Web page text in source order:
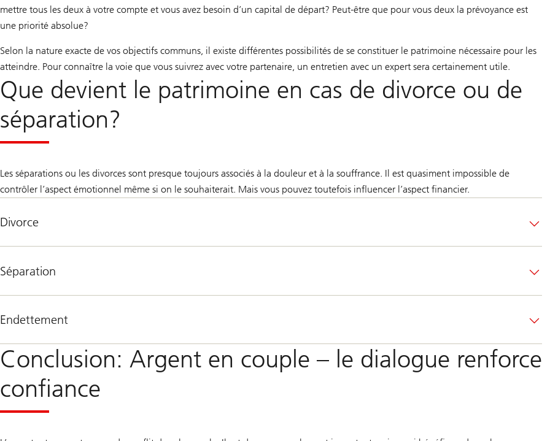
mettre tous les deux à votre compte et vous avez besoin d’un capital de départ? Peut-être que pour vous deux la prévoyance est
une priorité absolue?
Selon la nature exacte de vos objectifs communs, il existe différentes possibilités de se constituer le patrimoine nécessaire pour les
atteindre. Pour connaître la voie que vous suivrez avec votre partenaire, un entretien avec un expert sera certainement utile.
Que devient le patrimoine en cas de divorce ou de
séparation?
Les séparations ou les divorces sont presque toujours associés à la douleur et à la souffrance. Il est quasiment impossible de
contrôler l’aspect émotionnel même si on le souhaiterait. Mais vous pouvez toutefois influencer l’aspect financier.
Divorce
Séparation
Endettement
Conclusion: Argent en couple – le dialogue renforce
confiance